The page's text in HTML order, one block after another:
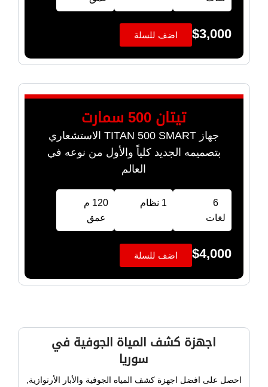
$3,000 اضف للسلة
تيتان 500 سمارت
جهاز TITAN 500 SMART الاستشعاري
بتصميمه الجديد كلياً والأول من نوعه في
العالم
6
لغات
1 نظام
120 م
عمق
$4,000 اضف للسلة
اجهزة كشف المياة الجوفية في
سوريا
احصل على افضل اجهزة كشف المياه الجوفية والأبار الأرتوازية,